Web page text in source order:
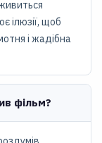
ілюзії, щоб
і жадібна
фільм?